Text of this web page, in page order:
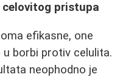
pristupa
efikasne, one
borbi protiv celulita.
neophodno je